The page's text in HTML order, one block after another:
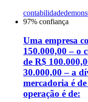
contabilidade
97% confiança
Uma empresa
150.000,00 – o
de R$
30.000,00 – a
mercadoria é
operação é de: